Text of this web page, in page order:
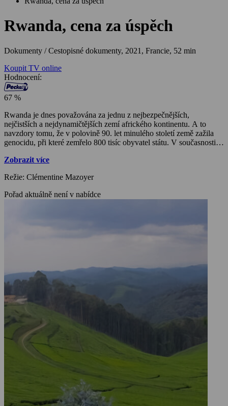
Rwanda, cena za úspěch
Dokumenty / Cestopisné dokumenty, 2021, Francie, 52 min
Koupit TV online
Hodnocení:
67 %
Rwanda je dnes považována za jednu z nejbezpečnějších,
nejčistších a nejdynamičtějších zemí afrického kontinentu. A to
navzdory tomu, že v polovině 90. let minulého století země zažila
genocidu, při které zemřelo 800 tisíc obyvatel státu. V současnosti
ve velmi oblíbenou luxusní turistickou destinací a přitahuje
situací stojí přísná domácí politika, která tvrdě trestá nejen pachatele
Zobrazit více
Režie: Clémentine Mazoyer
Pořad aktuálně není v nabídce